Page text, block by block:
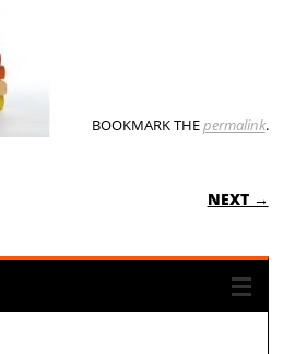
BOOKMARK THEpermalink.
NEXT →